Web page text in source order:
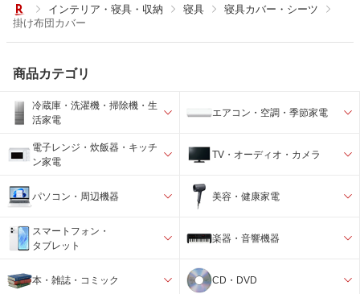
インテリア・寝具・収納 寝具
寝具カバー・シーツ
掛け布団カバー
商品カテゴリ
冷蔵庫・洗濯機・掃除機・生
活家電
エアコン・空調・季節家電
電子レンジ・炊飯器・キッチ
ン家電
TV・オーディオ・カメラ
パソコン・周辺機器 美容・健康家電
スマートフォン・
タブレット
楽器・音響機器
本・雑誌・コミック CD・DVD